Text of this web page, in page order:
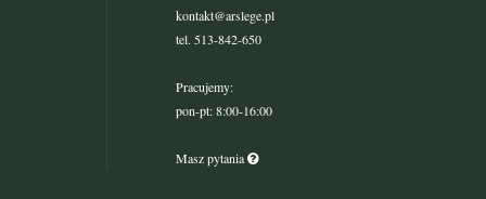
kontakt@arslege.pl
tel. 513-842-650
Pracujemy:
pon-pt: 8:00-16:00
Masz pytania